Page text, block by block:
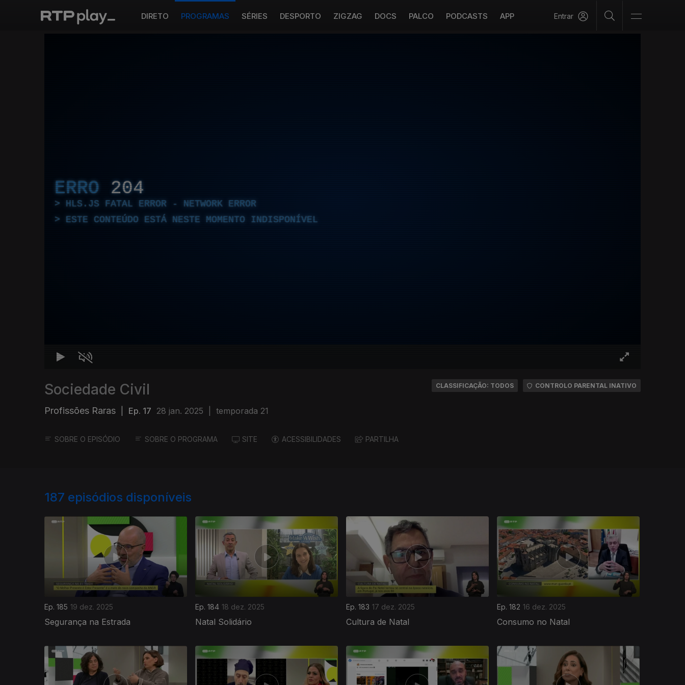
DIRETO PROGRAMAS SÉRIES DESPORTO ZIGZAG DOCS PALCO PODCASTS APP Entrar
ERRO 204
HLS.JS FATAL ERROR - NETWORK ERROR
ESTE CONTEÚDO ESTÁ NESTE MOMENTO INDISPONÍVEL
Sociedade Civil
Profissões Raras Ep. 17 28 jan. 2025 temporada 21
CLASSIFICAÇÃO: TODOS CONTROLO PARENTAL INATIVO
SOBRE O EPISÓDIO SOBRE O PROGRAMA SITE ACESSIBILIDADES PARTILHA
187 episódios disponíveis
Ep. 185 19 dez. 2025
Segurança na Estrada
Ep. 184 18 dez. 2025
Natal Solidário
Ep. 183 17 dez. 2025
Cultura de Natal
Ep. 182 16 dez. 2025
Consumo no Natal